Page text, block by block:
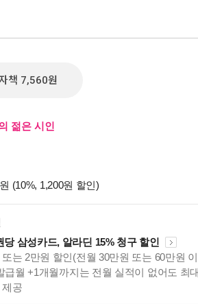
책 7,560원
젊은 시인
원 (10%, 1,200원 할인)
당 삼성카드, 알라딘 15% 청구 할인
는 2만원 할인(전월 30만원 또는 60만원
급월 +1개월까지는 전월 실적이 없어도 최대
제공